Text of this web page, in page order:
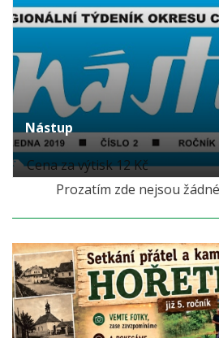
Nástup
Cena za výtisk 12 Kč
Prozatím zde nejsou